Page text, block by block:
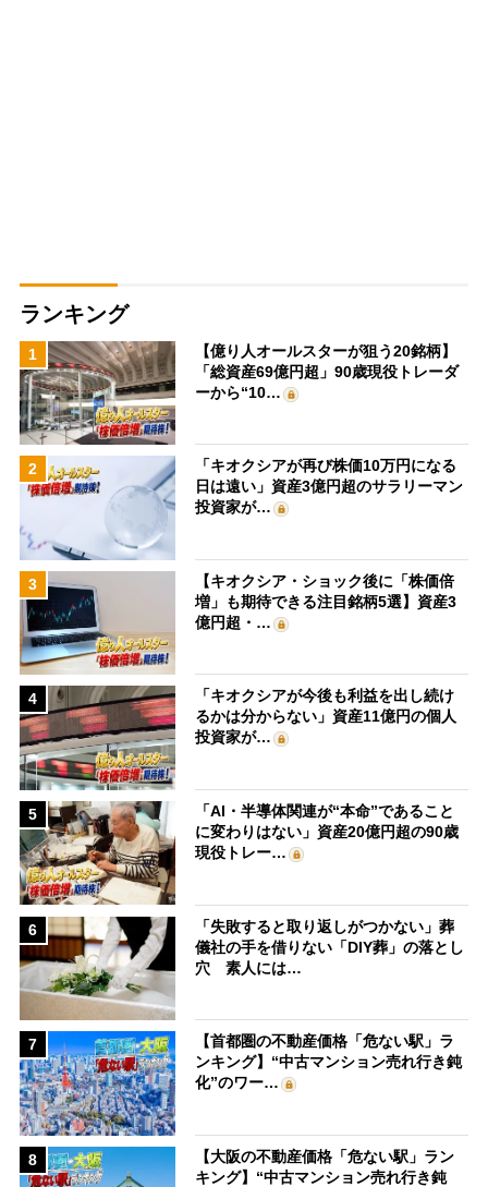
ランキング
1
【億り人オールスターが狙う20銘柄】
「総資産69億円超」90歳現役トレーダ
ーから“10…
2
「キオクシアが再び株価10万円になる
日は遠い」資産3億円超のサラリーマン
投資家が…
3
【キオクシア・ショック後に「株価倍
増」も期待できる注目銘柄5選】資産3
億円超・…
4
「キオクシアが今後も利益を出し続け
るかは分からない」資産11億円の個人
投資家が…
5
「AI・半導体関連が“本命”であること
に変わりはない」資産20億円超の90歳
現役トレー…
6
「失敗すると取り返しがつかない」葬
儀社の手を借りない「DIY葬」の落とし
穴 素人には…
7
【首都圏の不動産価格「危ない駅」ラ
ンキング】“中古マンション売れ行き鈍
化”のワー…
8
【大阪の不動産価格「危ない駅」ラン
キング】“中古マンション売れ行き鈍